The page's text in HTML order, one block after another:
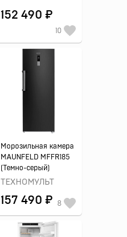
152 490 ₽
10
Морозильная камера
MAUNFELD MFFR185
(Темно-серый)
ТЕХНОМУЛЬТ
157 490 ₽ 8